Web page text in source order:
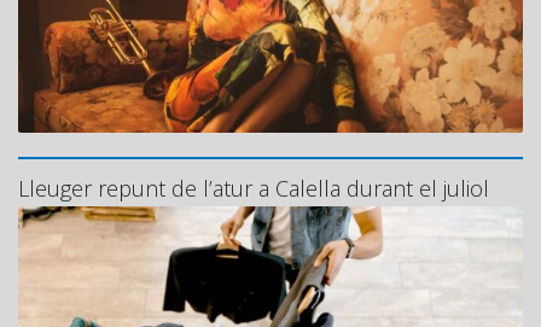
Lleuger repunt de l’atur a Calella durant el juliol